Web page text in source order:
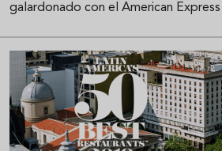
galardonado con el American